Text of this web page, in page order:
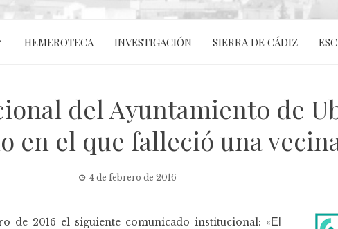
HEMEROTECA INVESTIGACIÓN SIERRA DE CÁDIZ
del Ayuntamiento de
en el que falleció una
4 de febrero de 2016
de 2016 el siguiente comunicado institucional: «El